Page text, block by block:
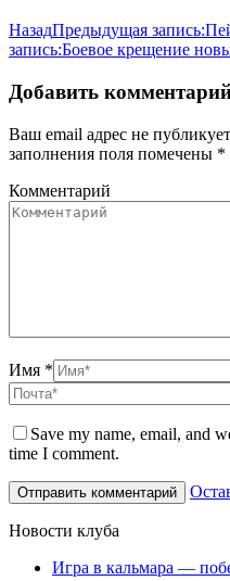
НазадПредыдущая запись:
запись:Боевое крещение
Добавить
Ваш email адрес не
заполнения поля помечены *
Комментарий
Имя *
Save my name, email, and
time I comment.
Новости клуба
Игра в кальмара —